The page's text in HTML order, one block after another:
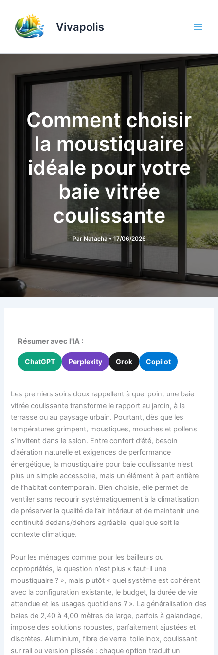
contenu
Vivapolis
Comment choisir
la moustiquaire
idéale pour votre
baie vitrée
coulissante
ParNatacha•17/06/2026
Résumer avec l'IA :
ChatGPT Perplexity Grok Copilot
Les premiers soirs doux rappellent à quel point une baie
vitrée coulissante transforme le rapport au jardin, à la
terrasse ou au paysage urbain. Pourtant, dès que les
températures grimpent, moustiques, mouches et pollens
s’invitent dans le salon. Entre confort d’été, besoin
d’aération naturelle et exigences de performance
énergétique, la moustiquaire pour baie coulissante n’est
plus un simple accessoire, mais un élément à part entière
de l’habitat contemporain. Bien choisie, elle permet de
ventiler sans recourir systématiquement à la climatisation,
de préserver la qualité de l’air intérieur et de maintenir une
continuité dedans/dehors agréable, quel que soit le
contexte climatique.
Pour les ménages comme pour les bailleurs ou
copropriétés, la question n’est plus « faut-il une
moustiquaire ? », mais plutôt « quel système est cohérent
avec la configuration existante, le budget, la durée de vie
attendue et les usages quotidiens ? ». La généralisation des
baies de 2,40 à 4,00 mètres de large, parfois à galandage,
impose des solutions robustes, parfaitement ajustées et
discrètes. Aluminium, fibre de verre, toile inox, coulissant
sur rail ou version plissée : chaque option traduit un